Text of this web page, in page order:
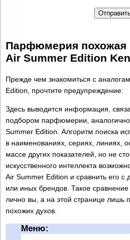
Парфюмерия похожая
Air Summer Edition
Прежде чем знакомиться с
Edition, прочтите предупреждение:
Здесь выводится информация,
подбором парфюмерии,
Summer Edition. Алгоритм поиска
в наименованиях, сериях, линиях,
массе других показателей, но не
искусственного интеллекта
Air Summer Edition и сравнить его
или иных брендов. Такое
лично вы, а на этой странице лишь
похожих духов.
Меню: